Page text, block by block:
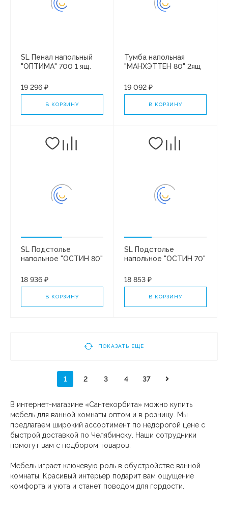
SL Пенал напольный
"ОПТИМА" 700 1 ящ.
под халаты
19 296 ₽
В КОРЗИНУ
Тумба напольная
"МАНХЭТТЕН 80" 2ящ
80/Classica 80" PLUS/
ГРАФИТ
19 092 ₽
В КОРЗИНУ
SL Подстолье
напольное "ОСТИН 80"
АЛЬБА 80" ЛЮКС
ГРАФИТ СОФТ ПЛЮС
18 936 ₽
В КОРЗИНУ
SL Подстолье
напольное "ОСТИН 70"
АЛЬБА 70" ЛЮКС
ГРАФИТ СОФТ ПЛЮС
18 853 ₽
В КОРЗИНУ
ПОКАЗАТЬ ЕЩЕ
1 2 3 4 37
В интернет-магазине «Сантехорбита» можно купить
мебель для ванной комнаты оптом и в розницу. Мы
предлагаем широкий ассортимент по недорогой цене с
быстрой доставкой по Челябинску. Наши сотрудники
помогут вам с подбором товаров.
Мебель играет ключевую роль в обустройстве ванной
комнаты. Красивый интерьер подарит вам ощущение
комфорта и уюта и станет поводом для гордости.